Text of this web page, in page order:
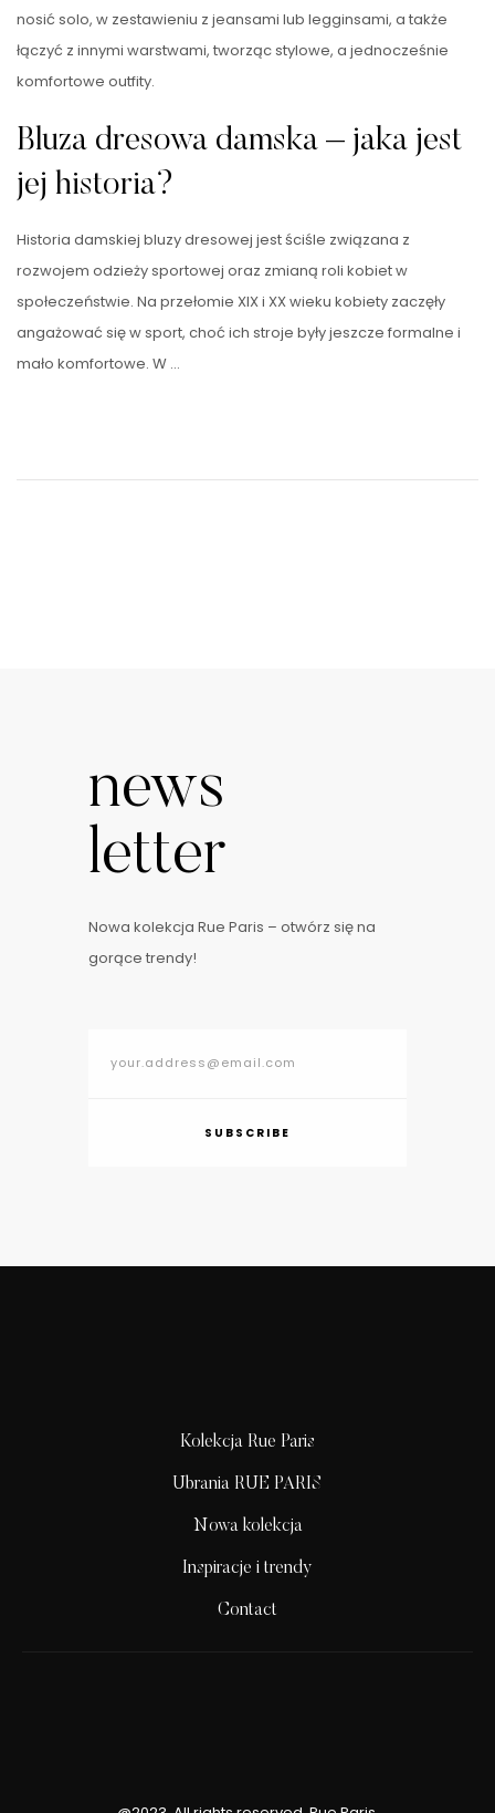
nosić solo, w zestawieniu z jeansami lub legginsami, a także
łączyć z innymi warstwami, tworząc stylowe, a jednocześnie
komfortowe outfity.
Bluza dresowa damska – jaka jest
jej historia?
Historia damskiej bluzy dresowej jest ściśle związana z
rozwojem odzieży sportowej oraz zmianą roli kobiet w
społeczeństwie. Na przełomie XIX i XX wieku kobiety zaczęły
angażować się w sport, choć ich stroje były jeszcze formalne i
mało komfortowe. W …
news
letter
Nowa kolekcja Rue Paris – otwórz się na
gorące trendy!
SUBSCRIBE
Kolekcja Rue Paris
Ubrania RUE PARIS
Nowa kolekcja
Inspiracje i trendy
Contact